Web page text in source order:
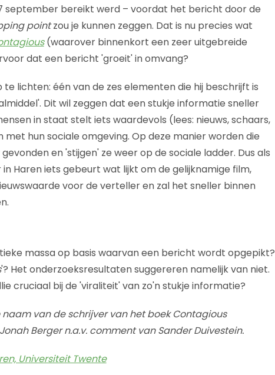
september bereikt werd – voordat het bericht door de
pointzou je kunnen zeggen. Dat is nu precies wat
(waarover binnenkort een zeer uitgebreide
dat een bericht 'groeit' in omvang?
lichten: één van de zes elementen die hij beschrijft is
Dit wil zeggen dat een stukje informatie sneller
in staat stelt iets waardevols (lees: nieuws, schaars,
hun sociale omgeving. Op deze manier worden die
en 'stijgen' ze weer op de sociale ladder. Dus als
Haren iets gebeurt wat lijkt om de gelijknamige film,
voor de verteller en zal het sneller binnen
massa op basis waarvan een bericht wordt opgepikt?
'? Het onderzoeksresultaten suggereren namelijk van niet.
cruciaal bij de 'viraliteit' van zo'n stukje informatie?
naam van de schrijver van het boek Contagious
Berger n.a.v. comment van Sander Duivestein.
Universiteit Twente